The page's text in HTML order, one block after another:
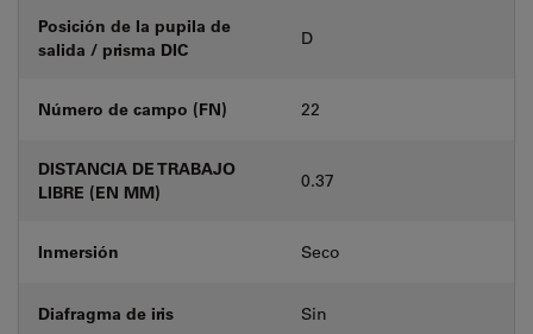
Posición de la pupila de
salida / prisma DIC
D
Número de campo (FN) 22
DISTANCIA DE TRABAJO
LIBRE (EN MM)
0.37
Inmersión Seco
Diafragma de iris Sin